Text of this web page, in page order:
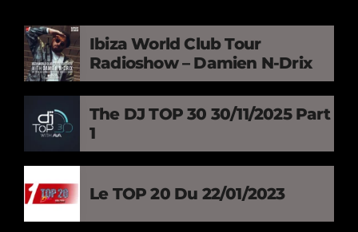
Ibiza World Club Tour
Radioshow – Damien N-Drix
The DJ TOP 30 30/11/2025 Part
1
Le TOP 20 Du 22/01/2023